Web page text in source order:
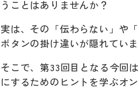
うことはありませんか？
実は、その「伝わらない」や
ボタンの掛け違いが隠れていま
そこで、第33回目となる今回
にするためのヒントを学ぶオ